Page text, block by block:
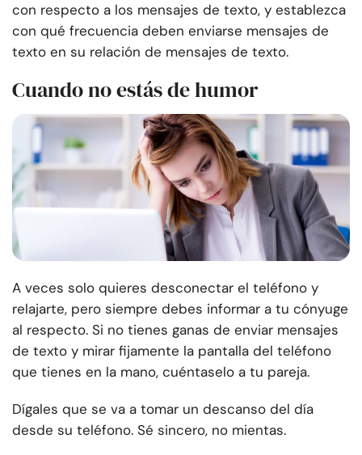
con respecto a los mensajes de texto, y establezca
con qué frecuencia deben enviarse mensajes de
texto en su relación de mensajes de texto.
Cuando no estás de humor
A veces solo quieres desconectar el teléfono y
relajarte, pero siempre debes informar a tu cónyuge
al respecto. Si no tienes ganas de enviar mensajes
de texto y mirar fijamente la pantalla del teléfono
que tienes en la mano, cuéntaselo a tu pareja.
Dígales que se va a tomar un descanso del día
desde su teléfono. Sé sincero, no mientas.